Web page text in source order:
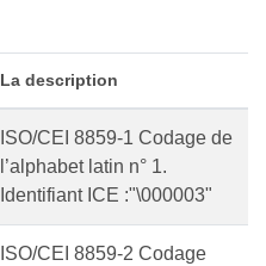
La description
ISO/CEI 8859-1 Codage de
l’alphabet latin n° 1.
Identifiant ICE :"\000003"
ISO/CEI 8859-2 Codage